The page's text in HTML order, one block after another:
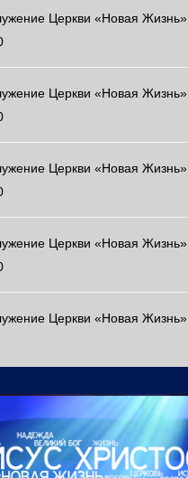
Церкви «Новая Жизнь»
Церкви «Новая Жизнь»
Церкви «Новая Жизнь»
Церкви «Новая Жизнь»
Церкви «Новая Жизнь»